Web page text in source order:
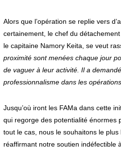
Alors que l’opération se replie vers
certainement, le chef du
le capitaine Namory Keita, se veut
proximité sont menées chaque jour
de vaguer à leur activité. Il a
professionnalisme dans les
Jusqu’où iront les FAMa dans cette
qui regorge des potentialité énormes
tout le cas, nous le souhaitons le plus
réaffirmant notre soutien indéfectible